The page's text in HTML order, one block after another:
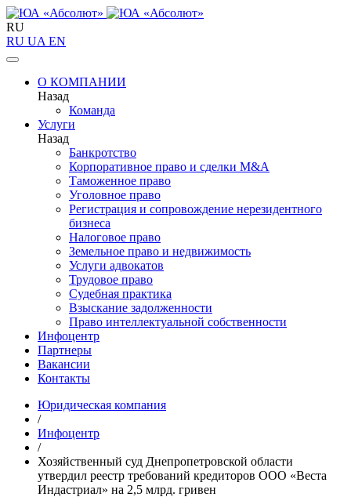
RU
RU UA EN
О КОМПАНИИ
Назад
Команда
Услуги
Назад
Банкротство
Корпоративное право и сделки M&A
Таможенное право
Уголовное право
Регистрация и сопровождение нерезидентного
бизнеса
Налоговое право
Земельное право и недвижимость
Услуги адвокатов
Трудовое право
Судебная практика
Взыскание задолженности
Право интеллектуальной собственности
Инфоцентр
Партнеры
Вакансии
Контакты
Юридическая компания
/
Инфоцентр
/
Хозяйственный суд Днепропетровской области
утвердил реестр требований кредиторов ООО «Веста
Индастриал» на 2,5 млрд. гривен